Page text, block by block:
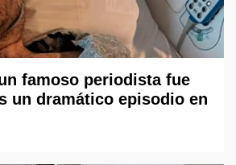
famoso periodista fue
un dramático episodio en